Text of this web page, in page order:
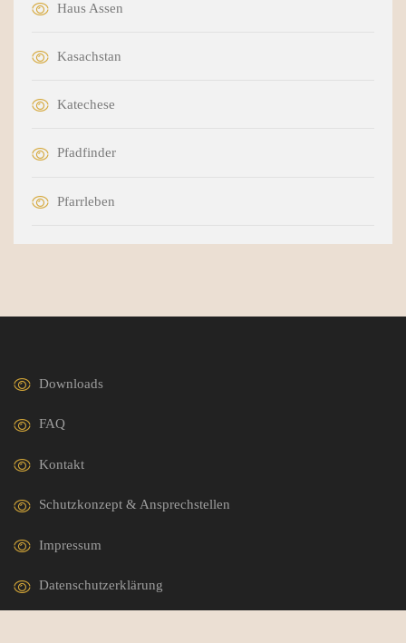
Haus Assen
Kasachstan
Katechese
Pfadfinder
Pfarrleben
Downloads
FAQ
Kontakt
Schutzkonzept & Ansprechstellen
Impressum
Datenschutzerklärung